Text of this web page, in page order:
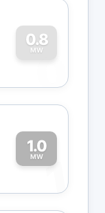
0.8
MW
0
1.0
MW1